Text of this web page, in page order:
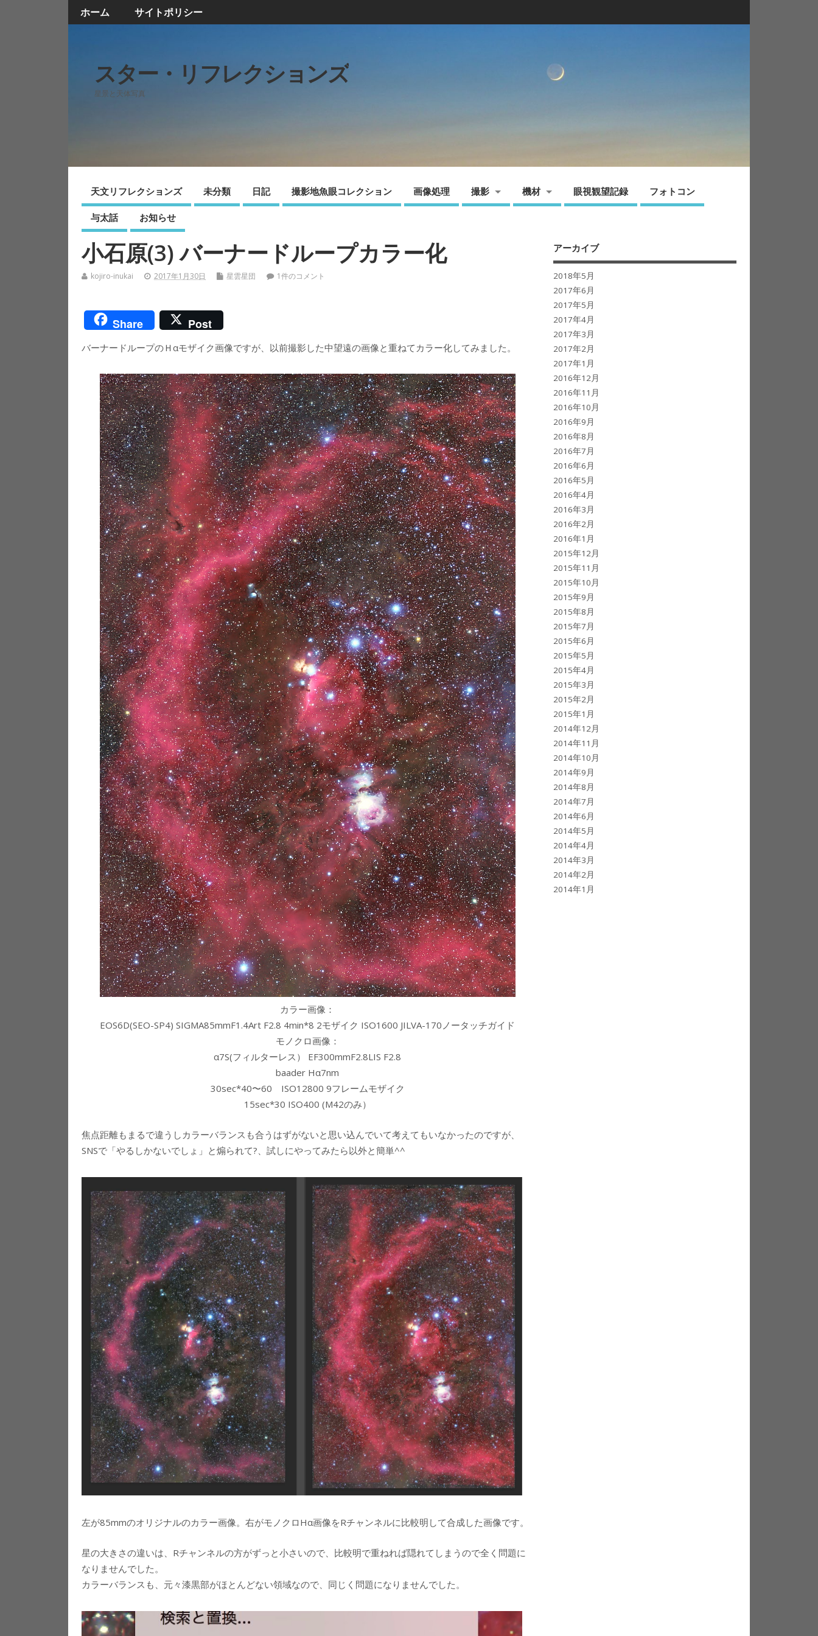
ホーム サイトポリシー
スター・リフレクションズ
星景と天体写真
天文リフレクションズ 未分類 日記 撮影地魚眼コレクション 画像処理 撮影 機材 眼視観望記録 フォトコン
与太話 お知らせ
小石原(3) バーナードループカラー化
kojiro-inukai 2017年1月30日 星雲星団 1件のコメント
Share Post
バーナードループのＨαモザイク画像ですが、以前撮影した中望遠の画像と重ねてカラー化してみました。
カラー画像：
EOS6D(SEO-SP4) SIGMA85mmF1.4Art F2.8 4min*8 2モザイク ISO1600 JILVA-170ノータッチガイド
モノクロ画像：
α7S(フィルターレス） EF300mmF2.8LIS F2.8
baader Hα7nm
30sec*40〜60 ISO12800 9フレームモザイク
15sec*30 ISO400 (M42のみ）
焦点距離もまるで違うしカラーバランスも合うはずがないと思い込んでいて考えてもいなかったのですが、
SNSで「やるしかないでしょ」と煽られて?、試しにやってみたら以外と簡単^^
左が85mmのオリジナルのカラー画像。右がモノクロHα画像をRチャンネルに比較明して合成した画像です。
星の大きさの違いは、Rチャンネルの方がずっと小さいので、比較明で重ねれば隠れてしまうので全く問題に
なりませんでした。
カラーバランスも、元々漆黒部がほとんどない領域なので、同じく問題になりませんでした。
アーカイブ
2018年5月
2017年6月
2017年5月
2017年4月
2017年3月
2017年2月
2017年1月
2016年12月
2016年11月
2016年10月
2016年9月
2016年8月
2016年7月
2016年6月
2016年5月
2016年4月
2016年3月
2016年2月
2016年1月
2015年12月
2015年11月
2015年10月
2015年9月
2015年8月
2015年7月
2015年6月
2015年5月
2015年4月
2015年3月
2015年2月
2015年1月
2014年12月
2014年11月
2014年10月
2014年9月
2014年8月
2014年7月
2014年6月
2014年5月
2014年4月
2014年3月
2014年2月
2014年1月